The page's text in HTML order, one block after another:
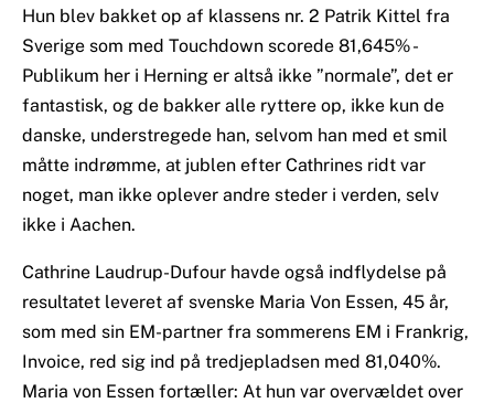
Hun blev bakket op af klassens nr. 2 Patrik Kittel fra
Sverige som med Touchdown scorede 81,645% -
Publikum her i Herning er altså ikke ”normale”, det er
fantastisk, og de bakker alle ryttere op, ikke kun de
danske, understregede han, selvom han med et smil
måtte indrømme, at jublen efter Cathrines ridt var
noget, man ikke oplever andre steder i verden, selv
ikke i Aachen.
Cathrine Laudrup-Dufour havde også indflydelse på
resultatet leveret af svenske Maria Von Essen, 45 år,
som med sin EM-partner fra sommerens EM i Frankrig,
Invoice, red sig ind på tredjepladsen med 81,040%.
Maria von Essen fortæller: At hun var overvældet over